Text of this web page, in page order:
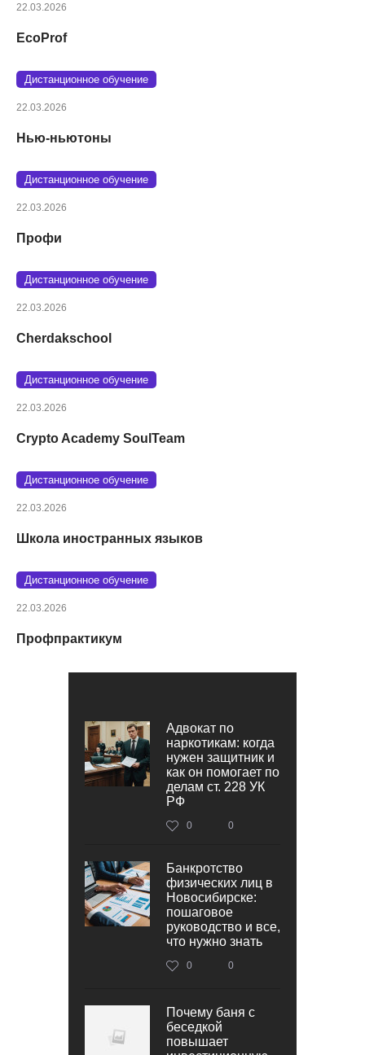
22.03.2026
EcoProf
Дистанционное обучение
22.03.2026
Нью-ньютоны
Дистанционное обучение
22.03.2026
Профи
Дистанционное обучение
22.03.2026
Cherdakschool
Дистанционное обучение
22.03.2026
Crypto Academy SoulTeam
Дистанционное обучение
22.03.2026
Школа иностранных языков
Дистанционное обучение
22.03.2026
Профпрактикум
Адвокат по
наркотикам: когда
нужен защитник и
как он помогает по
делам ст. 228 УК
РФ
0 0
Банкротство
физических лиц в
Новосибирске:
пошаговое
руководство и все,
что нужно знать
0 0
Почему баня с
беседкой
повышает